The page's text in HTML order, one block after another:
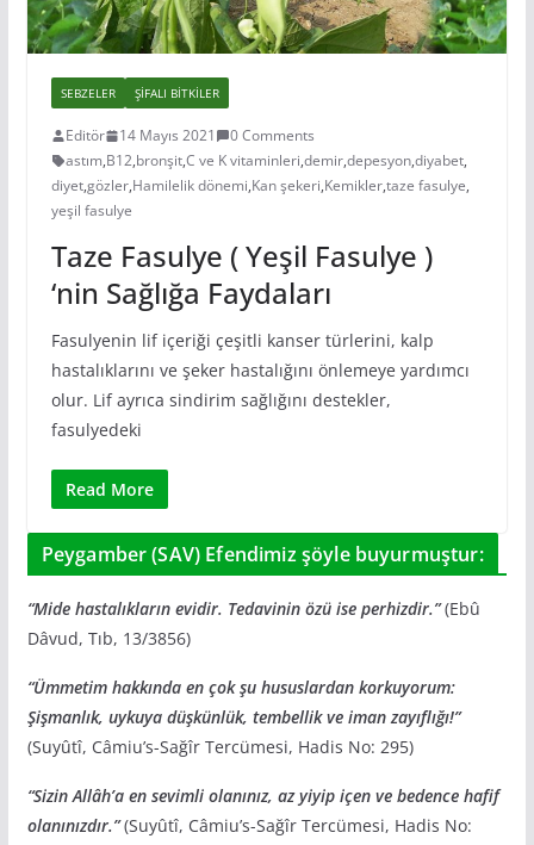
SEBZELER ŞIFALI BITKILER
Editör 14 Mayıs 2021
0 Comments
astım,B12,bronşit,C ve K vitaminleri,demir,depesyon,diyabet,
diyet,gözler,Hamilelik dönemi,Kan şekeri,Kemikler,taze fasulye,
yeşil fasulye
Taze Fasulye ( Yeşil Fasulye )
‘nin Sağlığa Faydaları
Fasulyenin lif içeriği çeşitli kanser türlerini, kalp
hastalıklarını ve şeker hastalığını önlemeye yardımcı
olur. Lif ayrıca sindirim sağlığını destekler,
fasulyedeki
Read More
Peygamber (SAV) Efendimiz şöyle buyurmuştur:
“Mide hastalıkların evidir. Tedavinin özü ise perhizdir.”(Ebû
Dâvud, Tıb, 13/3856)
“Ümmetim hakkında en çok şu hususlardan korkuyorum:
Şişmanlık, uykuya düşkünlük, tembellik ve iman zayıflığı!”
(Suyûtî, Câmiu’s-Sağîr Tercümesi, Hadis No: 295)
“Sizin Allâh’a en sevimli olanınız, az yiyip içen ve bedence hafif
olanınızdır.”(Suyûtî, Câmiu’s-Sağîr Tercümesi, Hadis No: